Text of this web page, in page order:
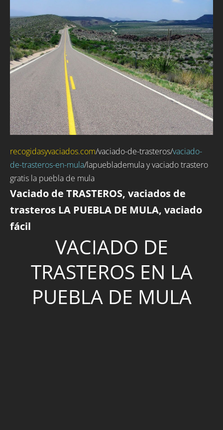
recogidasyvaciados.com/vaciado-de-trasteros/vaciado-
de-trasteros-en-mula/lapueblademula y vaciado trastero
gratis la puebla de mula
Vaciado de TRASTEROS, vaciados de
trasteros LA PUEBLA DE MULA, vaciado
fácil
VACIADO DE
TRASTEROS EN LA
PUEBLA DE MULA